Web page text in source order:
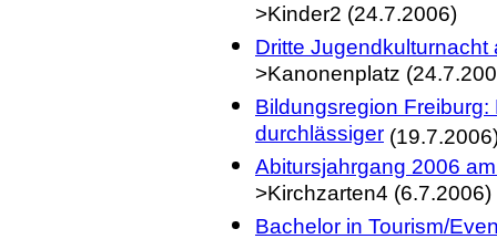
>Kinder2 (24.7.2006)
Dritte
>Kanonenplatz
Bildungsregion
durchlässiger
Abitursjahrgang 2006
>Kirchzarten4 (6.7.2006)
Bachelor in Tourism/